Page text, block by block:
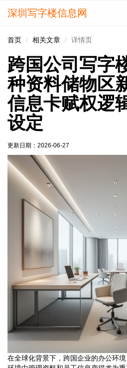
深圳写字楼信息网
首页 相关文章 详情页
跨国公司写字
种资料储物区
信息卡赋权逻
设定
更新日期： 2026-06-27
在全球化背景下，跨国企业的办公环